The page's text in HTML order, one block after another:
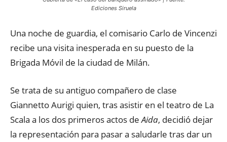
Ediciones Siruela
Una noche de guardia, el comisario Carlo de Vincenzi
recibe una visita inesperada en su puesto de la
Brigada Móvil de la ciudad de Milán.
Se trata de su antiguo compañero de clase
Giannetto Aurigi quien, tras asistir en el teatro de La
Scala a los dos primeros actos deAida, decidió dejar
la representación para pasar a saludarle tras dar un